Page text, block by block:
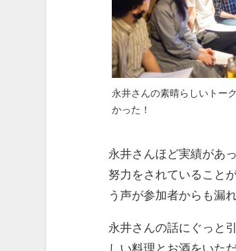
永井さんの素晴らしいトー
かった！
永井さんほど実績があ
努力をされていること
う声が参加者からも漏れ
永井さんの話にぐっと
しい料理とお酒をいた